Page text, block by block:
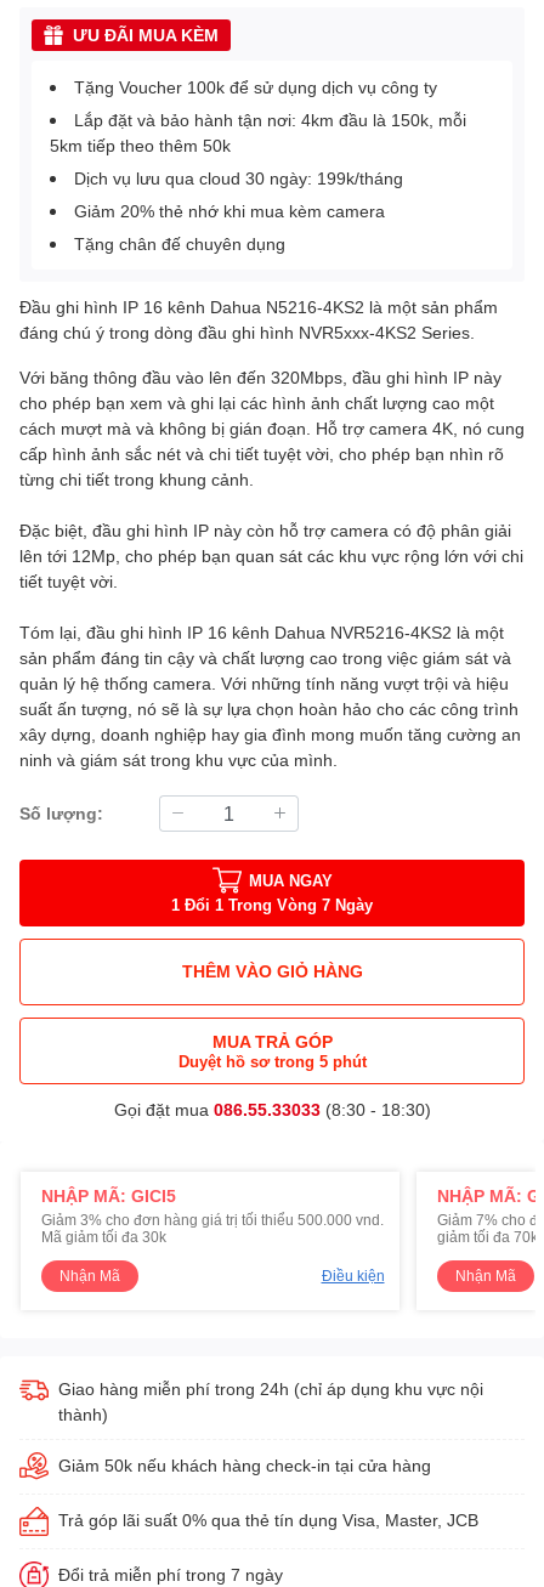
ƯU ĐÃI MUA KÈM
Tặng Voucher 100k để sử dụng dịch vụ công ty
Lắp đặt và bảo hành tận nơi: 4km đầu là 150k, mỗi
5km tiếp theo thêm 50k
Dịch vụ lưu qua cloud 30 ngày: 199k/tháng
Giảm 20% thẻ nhớ khi mua kèm camera
Tặng chân đế chuyên dụng
Đầu ghi hình IP 16 kênh Dahua N5216-4KS2 là một sản phẩm
đáng chú ý trong dòng đầu ghi hình NVR5xxx-4KS2 Series.
Với băng thông đầu vào lên đến 320Mbps, đầu ghi hình IP này
cho phép bạn xem và ghi lại các hình ảnh chất lượng cao một
cách mượt mà và không bị gián đoạn. Hỗ trợ camera 4K, nó cung
cấp hình ảnh sắc nét và chi tiết tuyệt vời, cho phép bạn nhìn rõ
từng chi tiết trong khung cảnh.
Đặc biệt, đầu ghi hình IP này còn hỗ trợ camera có độ phân giải
lên tới 12Mp, cho phép bạn quan sát các khu vực rộng lớn với chi
tiết tuyệt vời.
Tóm lại, đầu ghi hình IP 16 kênh Dahua NVR5216-4KS2 là một
sản phẩm đáng tin cậy và chất lượng cao trong việc giám sát và
quản lý hệ thống camera. Với những tính năng vượt trội và hiệu
suất ấn tượng, nó sẽ là sự lựa chọn hoàn hảo cho các công trình
xây dựng, doanh nghiệp hay gia đình mong muốn tăng cường an
ninh và giám sát trong khu vực của mình.
Số lượng:
MUA NGAY
1 Đổi 1 Trong Vòng 7 Ngày
THÊM VÀO GIỎ HÀNG
MUA TRẢ GÓP
Duyệt hồ sơ trong 5 phút
Gọi đặt mua 086.55.33033(8:30 - 18:30)
NHẬP MÃ: GICI5
Giảm 3% cho đơn hàng giá trị tối thiểu 500.000 vnd.
Mã giảm tối đa 30k
Nhận Mã Điều kiện
NHẬP MÃ:
Giảm 7% cho
giảm tối đa 70k
Nhận Mã
Giao hàng miễn phí trong 24h (chỉ áp dụng khu vực nội
thành)
Giảm 50k nếu khách hàng check-in tại cửa hàng
Trả góp lãi suất 0% qua thẻ tín dụng Visa, Master, JCB
Đổi trả miễn phí trong 7 ngày